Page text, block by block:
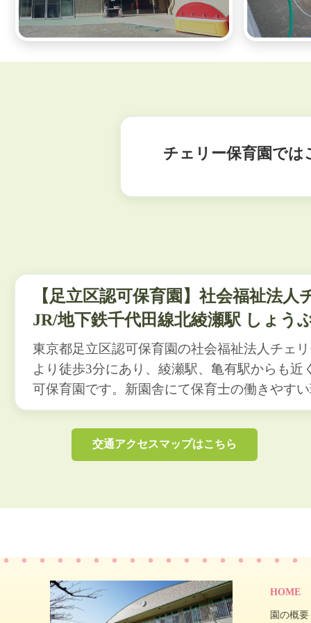
チェリー保育園では
【足立区認可保育園】社会福祉法人
JR/地下鉄千代田線北綾瀬駅 しょう
東京都足立区認可保育園の社会福祉法人チェ
より徒歩3分にあり、綾瀬駅、亀有駅からも
可保育園です。新園舎にて保育士の働きやす
交通アクセスマップはこちら
HOME
園の概要